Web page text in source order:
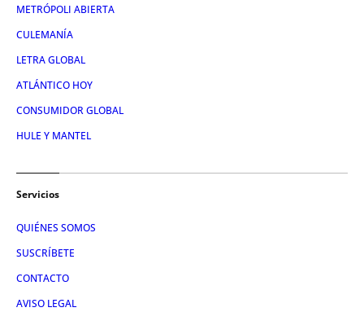
METRÓPOLI ABIERTA
CULEMANÍA
LETRA GLOBAL
ATLÁNTICO HOY
CONSUMIDOR GLOBAL
HULE Y MANTEL
Servicios
QUIÉNES SOMOS
SUSCRÍBETE
CONTACTO
AVISO LEGAL